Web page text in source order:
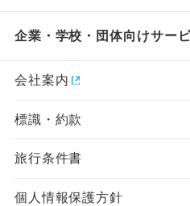
企業・学校・団体向けサー
会社案内
標識・約款
旅行条件書
個人情報保護方針